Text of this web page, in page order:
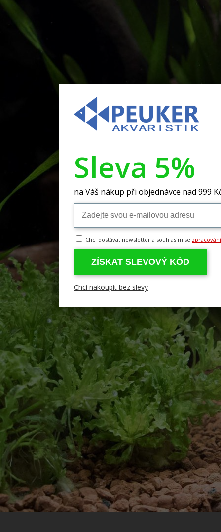
Sleva 5%
na Váš nákup při objednávce nad 999
Chci dostávat newsletter a souhlasím se
ZÍSKAT SLEVOVÝ KÓD
Chci nakoupit bez slevy